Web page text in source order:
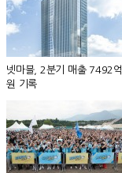
넷마블, 2분기 매출 7492억
원 기록